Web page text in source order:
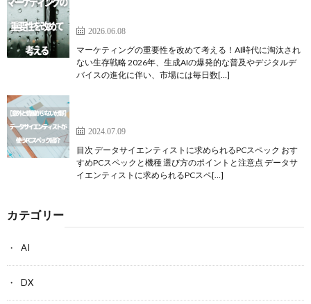
2026.06.08
マーケティングの重要性を改めて考える！AI時代に淘汰され
ない生存戦略 2026年、生成AIの爆発的な普及やデジタルデ
バイスの進化に伴い、市場には毎日数[…]
2024.07.09
目次 データサイエンティストに求められるPCスペック おす
すめPCスペックと機種 選び方のポイントと注意点 データサ
イエンティストに求められるPCスペ[…]
カテゴリー
AI
DX